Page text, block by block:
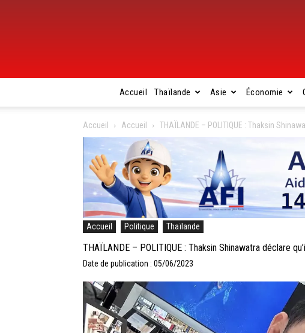
Accueil Thaïlande Asie Économie
Accueil Accueil THAÏLANDE – POLITIQUE : Thaksin
Accueil Politique Thaïlande
THAÏLANDE – POLITIQUE : Thaksin Shinawatra déclare
Date de publication : 05/06/2023